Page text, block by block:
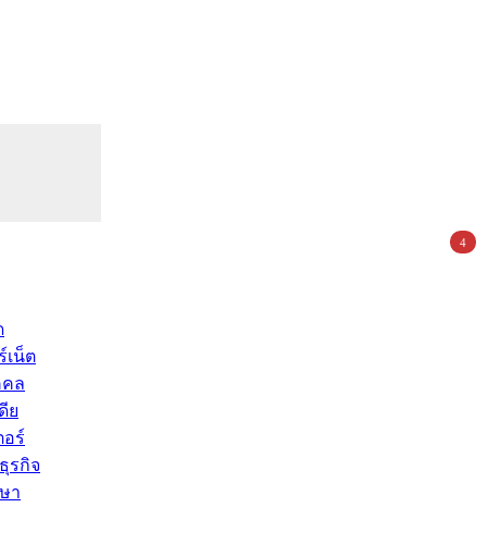
เน็ต
ล
ย
อร์
รกิจ
า
4